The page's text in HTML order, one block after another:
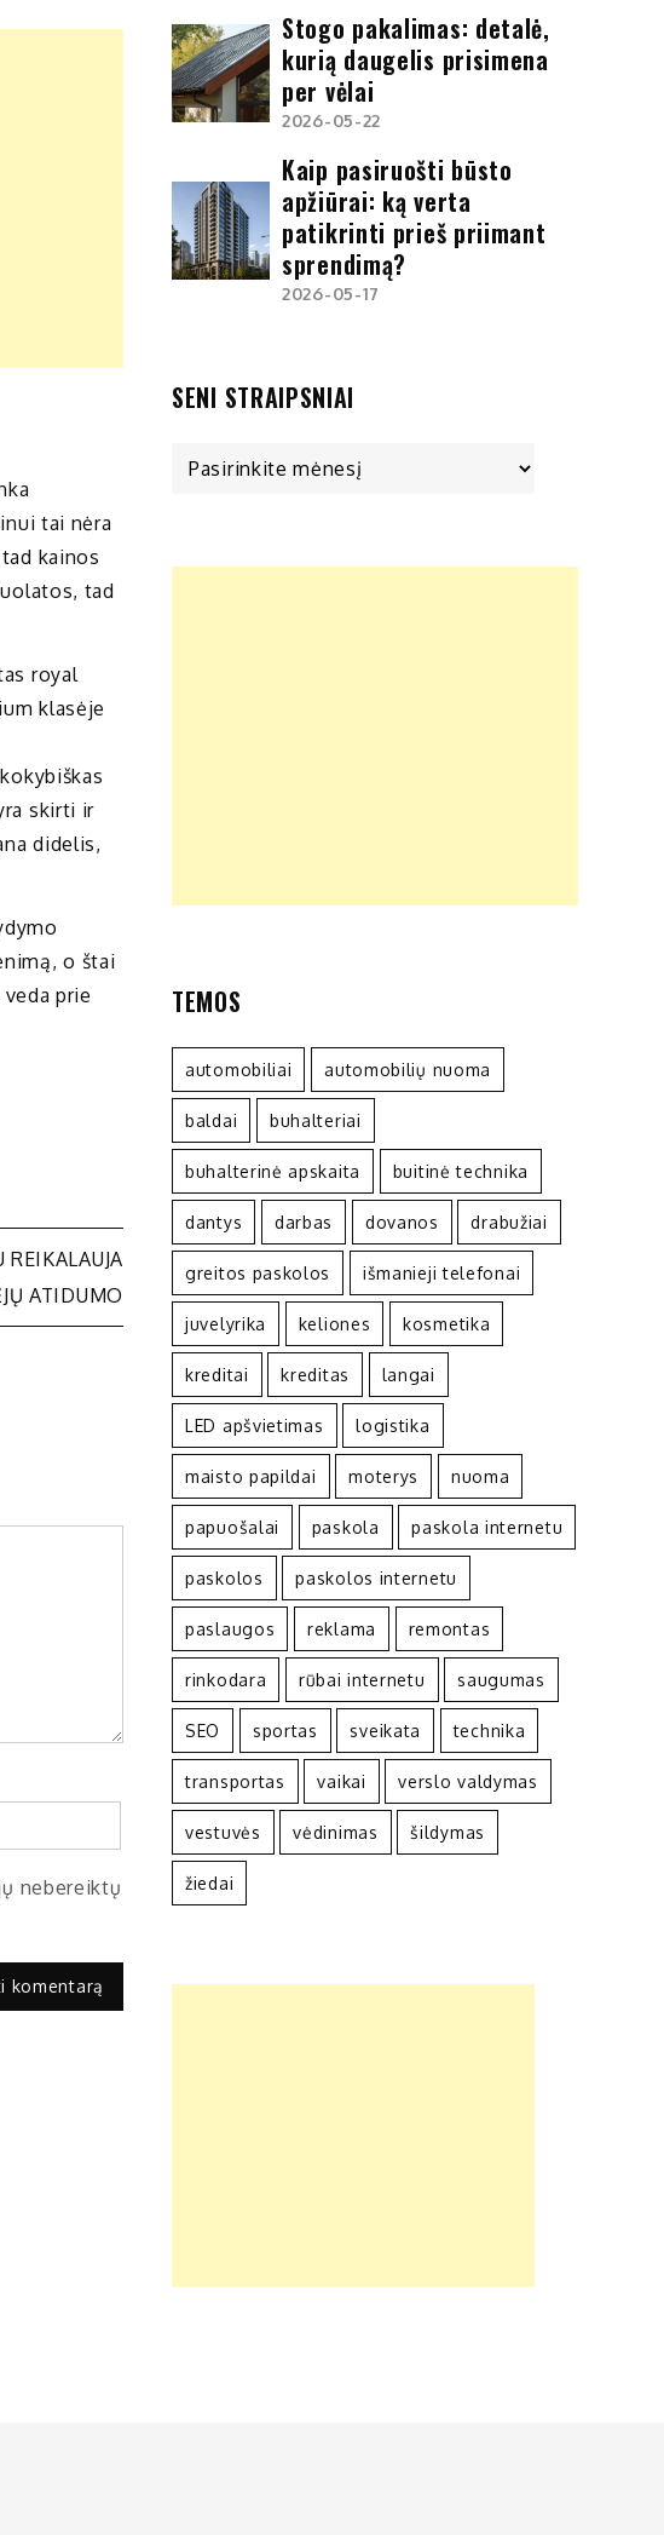
tai nėra
kainos
tad
royal
klasėje
skirti ir
didelis,
o štai
prie
ATIDUMO
nebereiktų
Stogo pakalimas: detalė,
kurią daugelis prisimena
per vėlai
2026-05-22
Kaip pasiruošti būsto
apžiūrai: ką verta
patikrinti prieš priimant
sprendimą?
2026-05-17
SENI STRAIPSNIAI
TEMOS
automobiliai automobilių nuoma
baldai buhalteriai
buhalterinė apskaita buitinė technika
dantys darbas dovanos drabužiai
greitos paskolos išmanieji telefonai
juvelyrika keliones kosmetika
kreditai kreditas langai
LED apšvietimas logistika
maisto papildai moterys nuoma
papuošalai paskola paskola internetu
paskolos paskolos internetu
paslaugos reklama remontas
rinkodara rūbai internetu saugumas
SEO sportas sveikata technika
transportas vaikai verslo valdymas
vestuvės vėdinimas šildymas
žiedai